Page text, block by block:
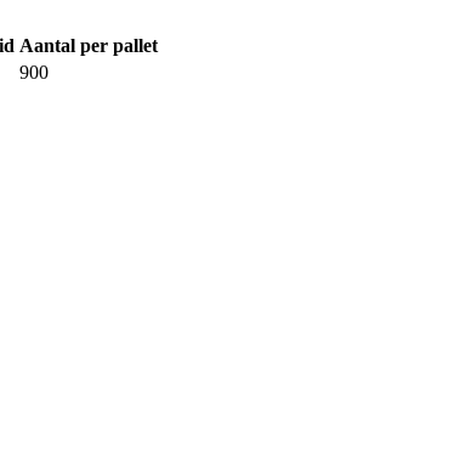
Aantal per pallet
900